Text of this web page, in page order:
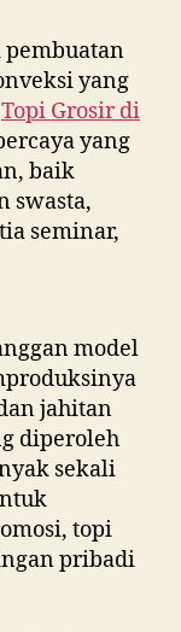
pembuatan
yang
Topi Grosir di
yang
baik
swasta,
seminar,
model
jahitan
diperoleh
sekali
topi
pribadi